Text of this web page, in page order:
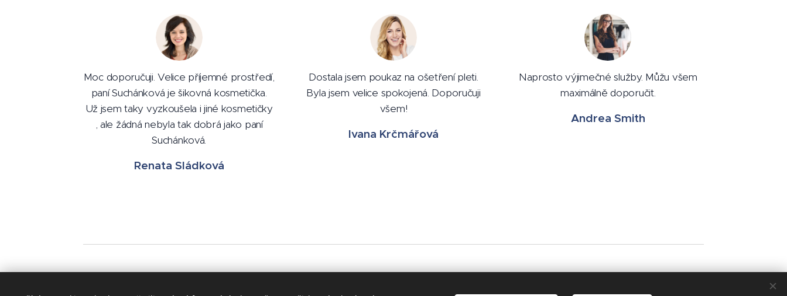
Moc doporučuji. Velice příjemné prostředí,
paní Suchánková je šikovná kosmetička.
Už jsem taky vyzkoušela i jiné kosmetičky
, ale žádná nebyla tak dobrá jako paní
Suchánková.
Renata Sládková
Dostala jsem poukaz na ošetření pleti.
Byla jsem velice spokojená. Doporučuji
všem!
Ivana Krčmářová
Naprosto výjimečné služby. Můžu všem
maximálně doporučit.
Andrea Smith